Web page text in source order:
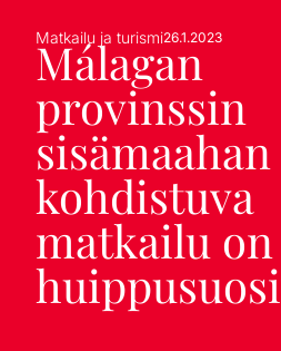
Matkailu ja turismi26.1.2023
Málagan
provinssin
sisämaahan
kohdistuva
matkailu on